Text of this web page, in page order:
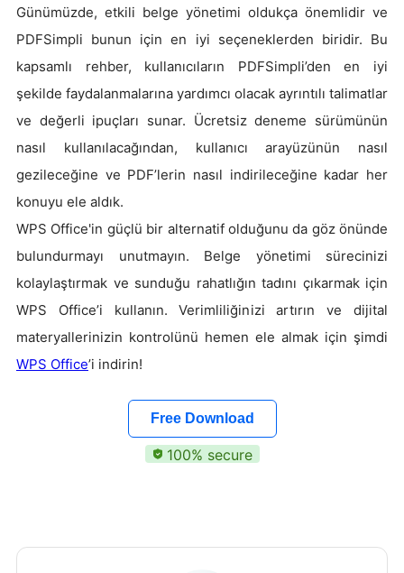
Günümüzde, etkili belge yönetimi oldukça önemlidir ve
PDFSimpli bunun için en iyi seçeneklerden biridir. Bu
kapsamlı rehber, kullanıcıların PDFSimpli’den en iyi
şekilde faydalanmalarına yardımcı olacak ayrıntılı talimatlar
ve değerli ipuçları sunar. Ücretsiz deneme sürümünün
nasıl kullanılacağından, kullanıcı arayüzünün nasıl
gezileceğine ve PDF’lerin nasıl indirileceğine kadar her
konuyu ele aldık.
WPS Office'in güçlü bir alternatif olduğunu da göz önünde
bulundurmayı unutmayın. Belge yönetimi sürecinizi
kolaylaştırmak ve sunduğu rahatlığın tadını çıkarmak için
WPS Office’i kullanın. Verimliliğinizi artırın ve dijital
materyallerinizin kontrolünü hemen ele almak için şimdi
WPS Office’i indirin!
Free Download
100% secure